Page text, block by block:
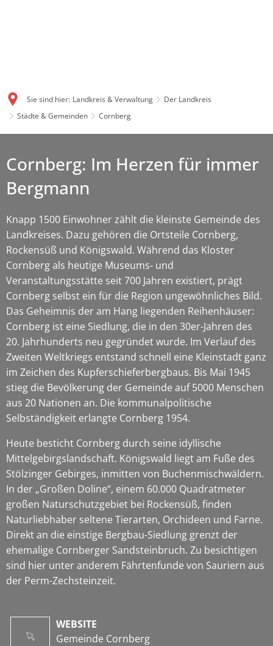
Sie sind hier: Landkreis & Verwaltung
Der Landkreis
Städte & Gemeinden
Cornberg
Cornberg: Im Herzen für immer
Bergmann
Knapp 1500 Einwohner zählt die kleinste Gemeinde des
Landkreises. Dazu gehören die Ortsteile Cornberg,
Rockensüß und Königswald. Während das Kloster
Cornberg als heutige Museums- und
Veranstaltungsstätte seit 700 Jahren existiert, prägt
Cornberg selbst ein für die Region ungewöhnliches Bild.
Das Geheimnis der am Hang liegenden Reihenhäuser:
Cornberg ist eine Siedlung, die in den 30er-Jahren des
20. Jahrhunderts neu gegründet wurde. Im Verlauf des
Zweiten Weltkriegs entstand schnell eine Kleinstadt ganz
im Zeichen des Kupferschieferbergbaus. Bis Mai 1945
stieg die Bevölkerung der Gemeinde auf 5000 Menschen
aus 20 Nationen an. Die kommunalpolitische
Selbständigkeit erlangte Cornberg 1954.
Heute besticht Cornberg durch seine idyllische
Mittelgebirgslandschaft. Königswald liegt am Fuße des
Stölzinger Gebirges, inmitten von Buchenmischwäldern.
In der „Großen Doline“, einem 60.000 Quadratmeter
großen Naturschutzgebiet bei Rockensüß, finden
Naturliebhaber seltene Tierarten, Orchideen und Farne.
Direkt an die einstige Bergbau-Siedlung grenzt der
ehemalige Cornberger Sandsteinbruch. Zu besichtigen
sind hier unter anderem Fährtenfunde von Sauriern aus
der Perm-Zechsteinzeit.
WEBSITE
Gemeinde Cornberg